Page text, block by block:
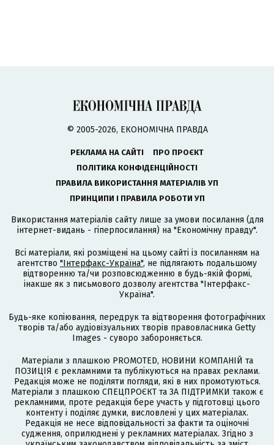
© 2005-2026, ЕКОНОМІЧНА ПРАВДА
РЕКЛАМА НА САЙТІ
ПРО ПРОЄКТ
ПОЛІТИКА КОНФІДЕНЦІЙНОСТІ
ПРАВИЛА ВИКОРИСТАННЯ МАТЕРІАЛІВ УП
ПРИНЦИПИ І ПРАВИЛА РОБОТИ УП
Використання матеріалів сайту лише за умови посилання (для
інтернет-видань - гіперпосилання) на "Економічну правду".
Всі матеріали, які розміщені на цьому сайті із посиланням на
агентство "Інтерфакс-Україна", не підлягають подальшому
відтворенню та/чи розповсюдженню в будь-якій формі,
інакше як з письмового дозволу агентства "Інтерфакс-
Україна".
Будь-яке копіювання, передрук та відтворення фотографічних
творів та/або аудіовізуальних творів правовласника Getty
Images - суворо забороняється.
Матеріали з плашкою PROMOTED, НОВИНИ КОМПАНІЙ та
ПОЗИЦІЯ є рекламними та публікуються на правах реклами.
Редакція може не поділяти погляди, які в них промотуються.
Матеріали з плашкою СПЕЦПРОЄКТ та ЗА ПІДТРИМКИ також є
рекламними, проте редакція бере участь у підготовці цього
контенту і поділяє думки, висловлені у цих матеріалах.
Редакція не несе відповідальності за факти та оціночні
судження, оприлюднені у рекламних матеріалах. Згідно з